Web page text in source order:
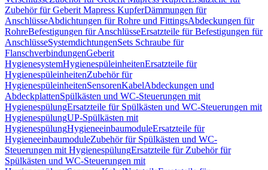
Zubehör für Geberit Mapress KupferDämmungen für
AnschlüsseAbdichtungen für Rohre und FittingsAbdeckungen für
RohreBefestigungen für AnschlüsseErsatzteile für Befestigungen für
AnschlüsseSystemdichtungenSets Schraube für
FlanschverbindungenGeberit
HygienesystemHygienespüleinheitenErsatzteile für
HygienespüleinheitenZubehör für
HygienespüleinheitenSensorenKabelAbdeckungen und
AbdeckplattenSpülkästen und WC-Steuerungen mit
HygienespülungErsatzteile für Spülkästen und WC-Steuerungen mit
HygienespülungUP-Spülkästen mit
HygienespülungHygieneeinbaumoduleErsatzteile für
HygieneeinbaumoduleZubehör für Spülkästen und WC-
Steuerungen mit HygienespülungErsatzteile für Zubehör für
Spülkästen und WC-Steuerungen mit